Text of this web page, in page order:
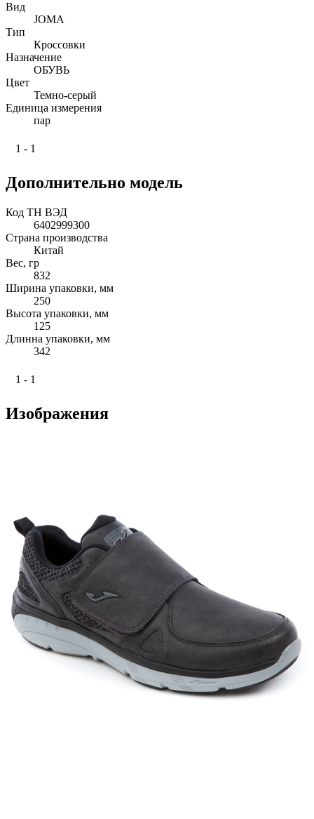
Вид
JOMA
Тип
Кроссовки
Назначение
ОБУВЬ
Цвет
Темно-серый
Единица измерения
пар
1 - 1
Дополнительно модель
Код ТН ВЭД
6402999300
Страна производства
Китай
Вес, гр
832
Ширина упаковки, мм
250
Высота упаковки, мм
125
Длинна упаковки, мм
342
1 - 1
Изображения